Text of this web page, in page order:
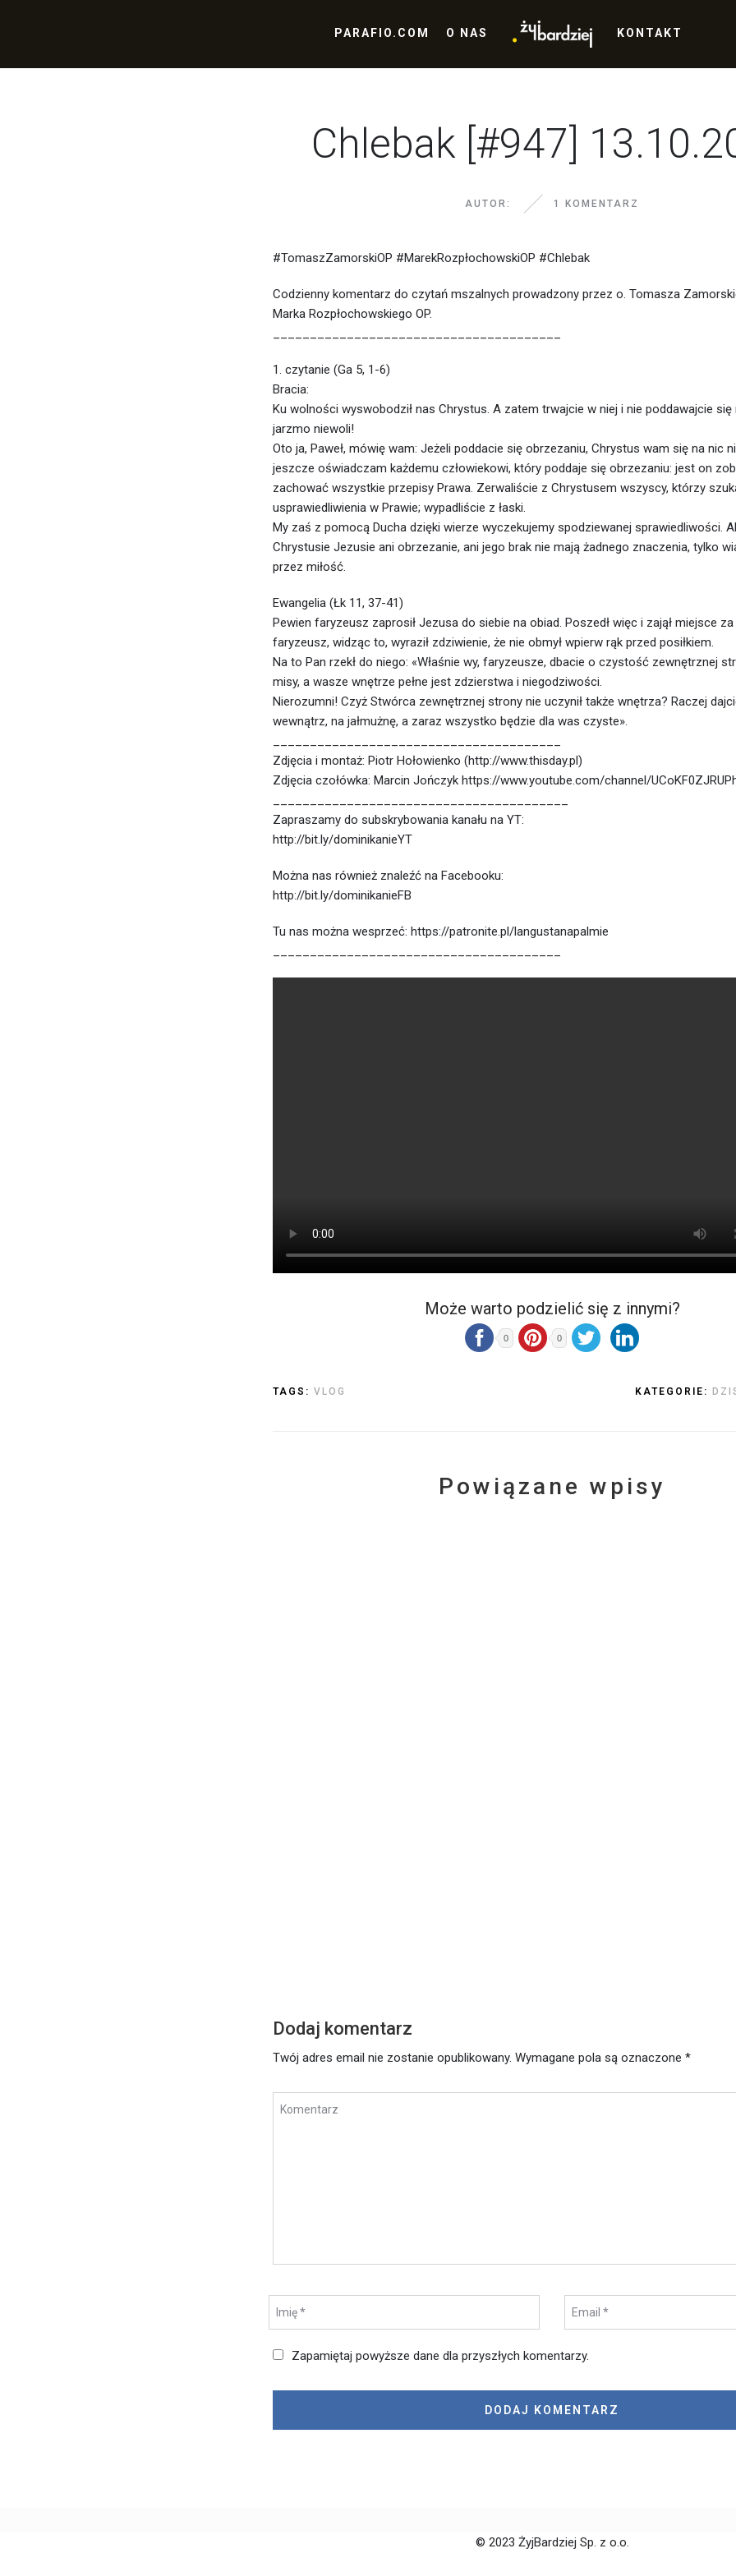
PARAFIO.COM O NAS KONTAKT
Chlebak [#947]
AUTOR: 1 KOMENTARZ
#TomaszZamorskiOP #MarekRozpłochowskiOP #Chlebak
Codzienny komentarz do czytań mszalnych prowadzony przez o. Tomasza
Marka Rozpłochowskiego OP.
1. czytanie (Ga 5, 1-6)
Bracia:
Ku wolności wyswobodził nas Chrystus. A zatem trwajcie w niej i nie poddawajcie
jarzmo niewoli!
Oto ja, Paweł, mówię wam: Jeżeli poddacie się obrzezaniu, Chrystus wam się na nic
jeszcze oświadczam każdemu człowiekowi, który poddaje się obrzezaniu: jest on
zachować wszystkie przepisy Prawa. Zerwaliście z Chrystusem wszyscy, którzy
usprawiedliwienia w Prawie; wypadliście z łaski.
My zaś z pomocą Ducha dzięki wierze wyczekujemy spodziewanej sprawiedliwości.
Chrystusie Jezusie ani obrzezanie, ani jego brak nie mają żadnego znaczenia, tylko
przez miłość.
Ewangelia (Łk 11, 37-41)
Pewien faryzeusz zaprosił Jezusa do siebie na obiad. Poszedł więc i zajął miejsce
faryzeusz, widząc to, wyraził zdziwienie, że nie obmył wpierw rąk przed posiłkiem.
Na to Pan rzekł do niego: «Właśnie wy, faryzeusze, dbacie o czystość zewnętrznej
misy, a wasze wnętrze pełne jest zdzierstwa i niegodziwości.
Nierozumni! Czyż Stwórca zewnętrznej strony nie uczynił także wnętrza? Raczej
wewnątrz, na jałmużnę, a zaraz wszystko będzie dla was czyste».
Zdjęcia i montaż: Piotr Hołowienko (http://www.thisday.pl)
Zdjęcia czołówka: Marcin Jończyk https://www.youtube.com/channel/
Zapraszamy do subskrybowania kanału na YT:
http://bit.ly/dominikanieYT
Można nas również znaleźć na Facebooku:
http://bit.ly/dominikanieFB
Tu nas można wesprzeć: https://patronite.pl/langustanapalmie
Może warto podzielić się z innymi?
0 0
TAGS: VLOG KATEGORIE:
Powiązane wpisy
Dodaj komentarz
Twój adres email nie zostanie opublikowany. Wymagane pola są oznaczone *
Zapamiętaj powyższe dane dla przyszłych komentarzy.
© 2023 ŻyjBardziej Sp. z o.o.